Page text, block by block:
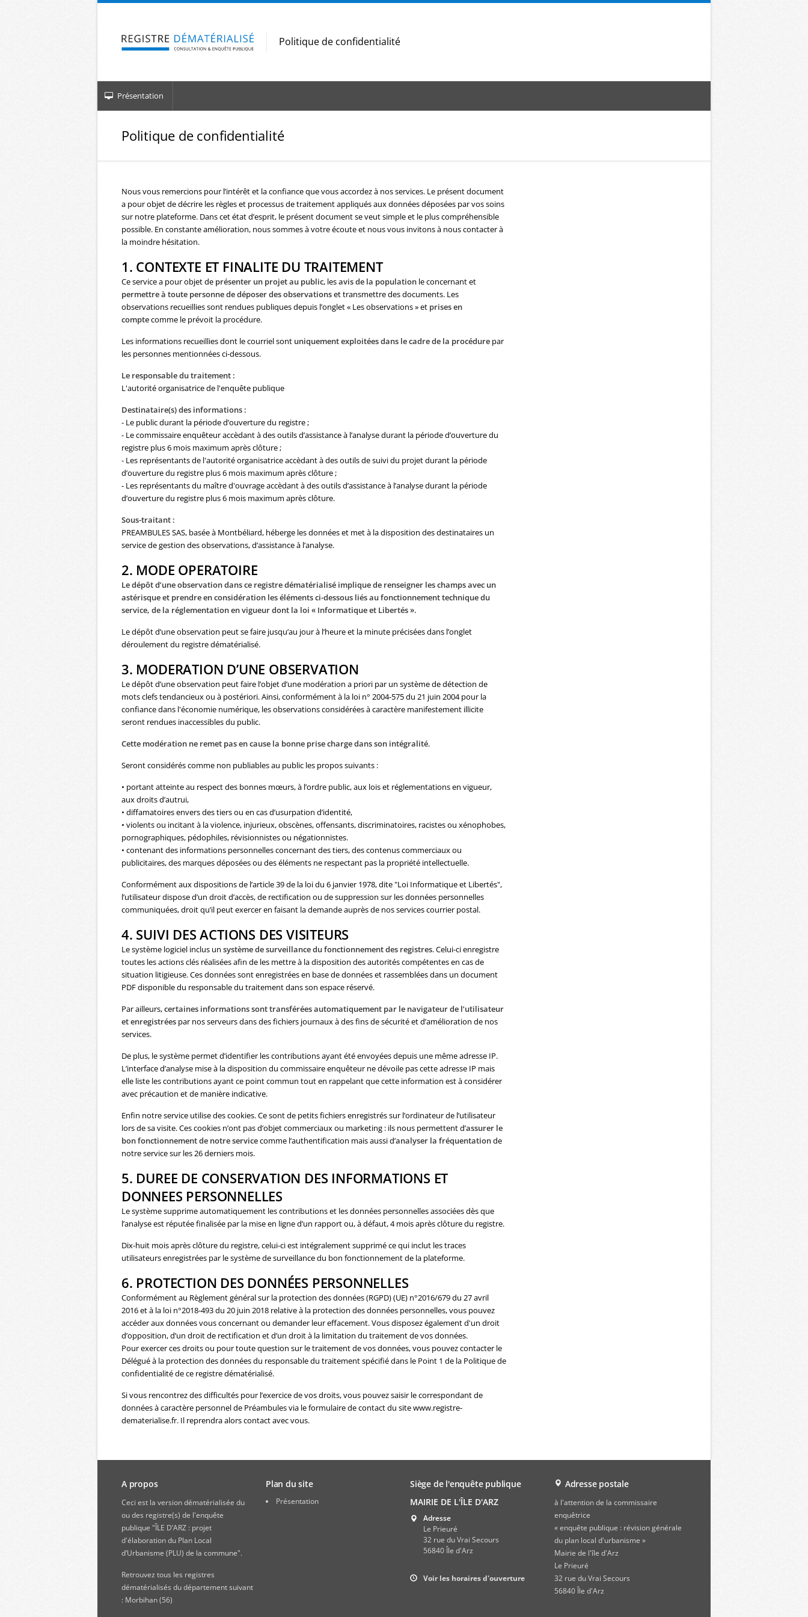
Aller au contenu
Politique de confidentialité
Présentation
Politique de confidentialité
Nous vous remercions pour l’intérêt et la confiance que vous accordez à nos services. Le présent document
a pour objet de décrire les règles et processus de traitement appliqués aux données déposées par vos soins
sur notre plateforme. Dans cet état d’esprit, le présent document se veut simple et le plus compréhensible
possible. En constante amélioration, nous sommes à votre écoute et nous vous invitons à nous contacter à
la moindre hésitation.
1. CONTEXTE ET FINALITE DU TRAITEMENT
Ce service a pour objet de présenter un projet au public, lesavis de la population le concernant et
permettre à toute personne de déposer des observationset transmettre des documents. Les
observations recueillies sont rendues publiques depuis l’onglet « Les observations » et prises en
comptecomme le prévoit la procédure.
Les informations recueillies dont le courriel sont uniquement exploitées dans le cadre de la procédure par
les personnes mentionnées ci-dessous.
Le responsable du traitement :
L'autorité organisatrice de l'enquête publique
Destinataire(s) des informations :
- Le public durant la période d’ouverture du registre ;
- Le commissaire enquêteur accèdant à des outils d’assistance à l’analyse durant la période d’ouverture du
registre plus 6 mois maximum après clôture ;
- Les représentants de l'autorité organisatrice accèdant à des outils de suivi du projet durant la période
d’ouverture du registre plus 6 mois maximum après clôture ;
- Les représentants du maître d'ouvrage accèdant à des outils d’assistance à l’analyse durant la période
d’ouverture du registre plus 6 mois maximum après clôture.
Sous-traitant :
PREAMBULES SAS, basée à Montbéliard, héberge les données et met à la disposition des destinataires un
service de gestion des observations, d’assistance à l’analyse.
2. MODE OPERATOIRE
Le dépôt d’une observation dans ce registre dématérialisé implique de renseigner les champs avec un
astérisqueet prendre en considération les éléments ci-dessous liés au fonctionnement technique du
service, de la réglementation en vigueur dont la loi « Informatique et Libertés ».
Le dépôt d’une observation peut se faire jusqu’au jour à l’heure et la minute précisées dans l’onglet
déroulement du registre dématérialisé.
3. MODERATION D’UNE OBSERVATION
Le dépôt d’une observation peut faire l’objet d’une modération a priori par un système de détection de
mots clefs tendancieux ou à postériori. Ainsi, conformément à la loi n° 2004-575 du 21 juin 2004 pour la
confiance dans l'économie numérique, les observations considérées à caractère manifestement illicite
seront rendues inaccessibles du public.
Cette modération ne remet pas en cause la bonne prise charge dans son intégralité.
Seront considérés comme non publiables au public les propos suivants :
• portant atteinte au respect des bonnes mœurs, à l’ordre public, aux lois et réglementations en vigueur,
aux droits d’autrui,
• diffamatoires envers des tiers ou en cas d’usurpation d’identité,
• violents ou incitant à la violence, injurieux, obscènes, offensants, discriminatoires, racistes ou xénophobes,
pornographiques, pédophiles, révisionnistes ou négationnistes.
• contenant des informations personnelles concernant des tiers, des contenus commerciaux ou
publicitaires, des marques déposées ou des éléments ne respectant pas la propriété intellectuelle.
Conformément aux dispositions de l’article 39 de la loi du 6 janvier 1978, dite "Loi Informatique et Libertés",
l’utilisateur dispose d’un droit d’accès, de rectification ou de suppression sur les données personnelles
communiquées, droit qu’il peut exercer en faisant la demande auprès de nos services courrier postal.
4. SUIVI DES ACTIONS DES VISITEURS
Le système logiciel inclus un système de surveillance du fonctionnement des registres. Celui-ci enregistre
toutes les actions clés réalisées afin de les mettre à la disposition des autorités compétentes en cas de
situation litigieuse. Ces données sont enregistrées en base de données et rassemblées dans un document
PDF disponible du responsable du traitement dans son espace réservé.
Par ailleurs,certaines informations sont transférées automatiquement par le navigateur de l’utilisateur
et enregistrées par nos serveurs dans des fichiers journaux à des fins de sécurité et d’amélioration de nos
services.
De plus, le système permet d’identifier les contributions ayant été envoyées depuis une même adresse IP.
L’interface d’analyse mise à la disposition du commissaire enquêteur ne dévoile pas cette adresse IP mais
elle liste les contributions ayant ce point commun tout en rappelant que cette information est à considérer
avec précaution et de manière indicative.
Enfin notre service utilise des cookies. Ce sont de petits fichiers enregistrés sur l’ordinateur de l’utilisateur
lors de sa visite. Ces cookies n’ont pas d’objet commerciaux ou marketing : ils nous permettent d’assurer le
bon fonctionnement de notre servicecomme l’authentification mais aussi d’analyser la fréquentationde
notre service sur les 26 derniers mois.
5. DUREE DE CONSERVATION DES INFORMATIONS ET
DONNEES PERSONNELLES
Le système supprime automatiquement les contributions et les données personnelles associées dès que
l’analyse est réputée finalisée par la mise en ligne d’un rapport ou, à défaut, 4 mois après clôture du registre.
Dix-huit mois après clôture du registre, celui-ci est intégralement supprimé ce qui inclut les traces
utilisateurs enregistrées par le système de surveillance du bon fonctionnement de la plateforme.
6. PROTECTION DES DONNÉES PERSONNELLES
Conformément au Règlement général sur la protection des données (RGPD) (UE) n°2016/679 du 27 avril
2016 et à la loi n°2018-493 du 20 juin 2018 relative à la protection des données personnelles, vous pouvez
accéder aux données vous concernant ou demander leur effacement. Vous disposez également d'un droit
d’opposition, d’un droit de rectification et d’un droit à la limitation du traitement de vos données.
Pour exercer ces droits ou pour toute question sur le traitement de vos données, vous pouvez contacter le
Délégué à la protection des données du responsable du traitement spécifié dans le Point 1 de la Politique de
confidentialité de ce registre dématérialisé.
Si vous rencontrez des difficultés pour l’exercice de vos droits, vous pouvez saisir le correspondant de
données à caractère personnel de Préambules via le formulaire de contact du site www.registre-
dematerialise.fr. Il reprendra alors contact avec vous.
A propos
Ceci est la version dématérialisée du
ou des registre(s) de l'enquête
publique "ÎLE D’ARZ : projet
d'élaboration du Plan Local
d’Urbanisme (PLU) de la commune".
Retrouvez tous les registres
dématérialisés du département suivant
: Morbihan (56)
Plan du site
Présentation
Siège de l'enquête publique
MAIRIE DE L'ÎLE D'ARZ
Adresse
Le Prieuré
32 rue du Vrai Secours
56840 Île d'Arz
Voir les horaires d'ouverture
Adresse postale
à l'attention de la commissaire
enquêtrice
« enquête publique : révision générale
du plan local d'urbanisme »
Mairie de l'île d'Arz
Le Prieuré
32 rue du Vrai Secours
56840 Île d'Arz